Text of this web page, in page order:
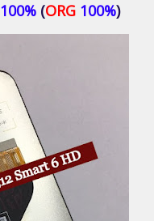
100%(ORG 100%) .